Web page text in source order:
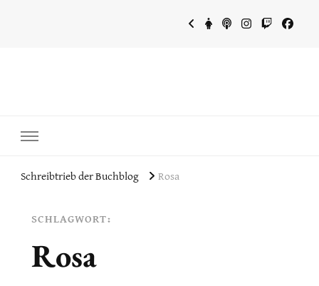
Schreibtrieb der Buchblog Rosa
SCHLAGWORT:
Rosa